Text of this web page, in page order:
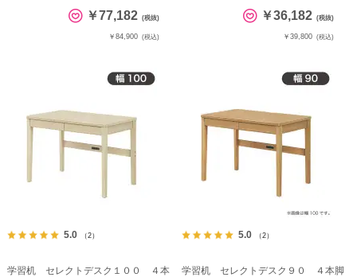
￥77,182 (税抜)
￥84,900 (税込)
￥36,182 (税抜)
￥39,800 (税込)
5.0 （2）
学習机 セレクトデスク１００ ４本
5.0 （2）
学習机 セレクトデスク９０ ４本脚